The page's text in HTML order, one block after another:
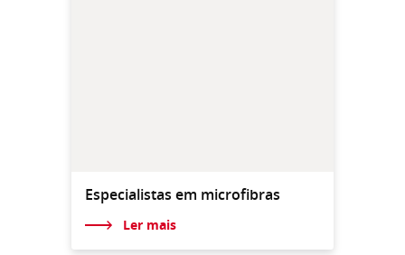
Especialistas em microfibras
Ler mais